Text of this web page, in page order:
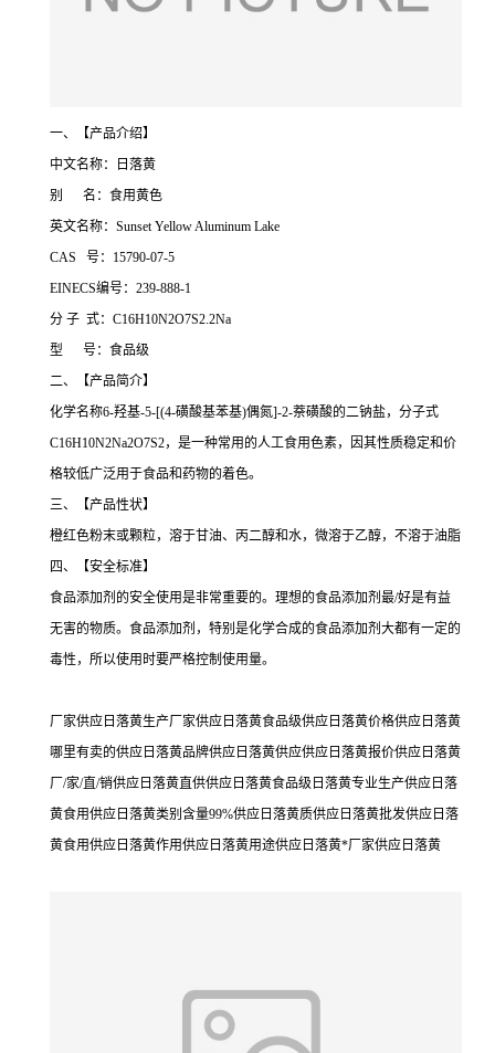
一、【产品介绍】
中文名称：日落黄
别 名：食用黄色
英文名称：Sunset Yellow Aluminum Lake
CAS 号：15790-07-5
EINECS编号：239-888-1
分 子 式：C16H10N2O7S2.2Na
型 号：食品级
二、【产品简介】
化学名称6-羟基-5-[(4-磺酸基苯基)偶氮]-2-萘磺酸的二钠盐，分子式
C16H10N2Na2O7S2，是一种常用的人工食用色素，因其性质稳定和价
格较低广泛用于食品和药物的着色。
三、【产品性状】
橙红色粉末或颗粒，溶于甘油、丙二醇和水，微溶于乙醇，不溶于油脂
四、【安全标准】
食品添加剂的安全使用是非常重要的。理想的食品添加剂最/好是有益
无害的物质。食品添加剂，特别是化学合成的食品添加剂大都有一定的
毒性，所以使用时要严格控制使用量。
厂家供应日落黄生产厂家供应日落黄食品级供应日落黄价格供应日落黄
哪里有卖的供应日落黄品牌供应日落黄供应供应日落黄报价供应日落黄
厂/家/直/销供应日落黄直供供应日落黄食品级日落黄专业生产供应日落
黄食用供应日落黄类别含量99%供应日落黄质供应日落黄批发供应日落
黄食用供应日落黄作用供应日落黄用途供应日落黄*厂家供应日落黄